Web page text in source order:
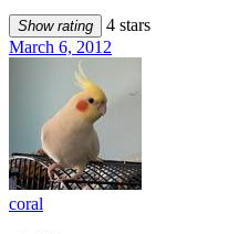
Show rating
4 stars
March 6, 2012
coral